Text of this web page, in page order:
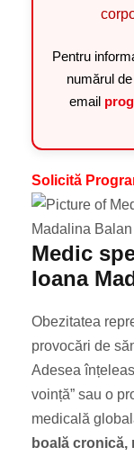
Pentru
numărul
email
Solicită
Medic
Ioana
Obezitatea
provocări de
Adesea
voință” sau o
medicală
boală